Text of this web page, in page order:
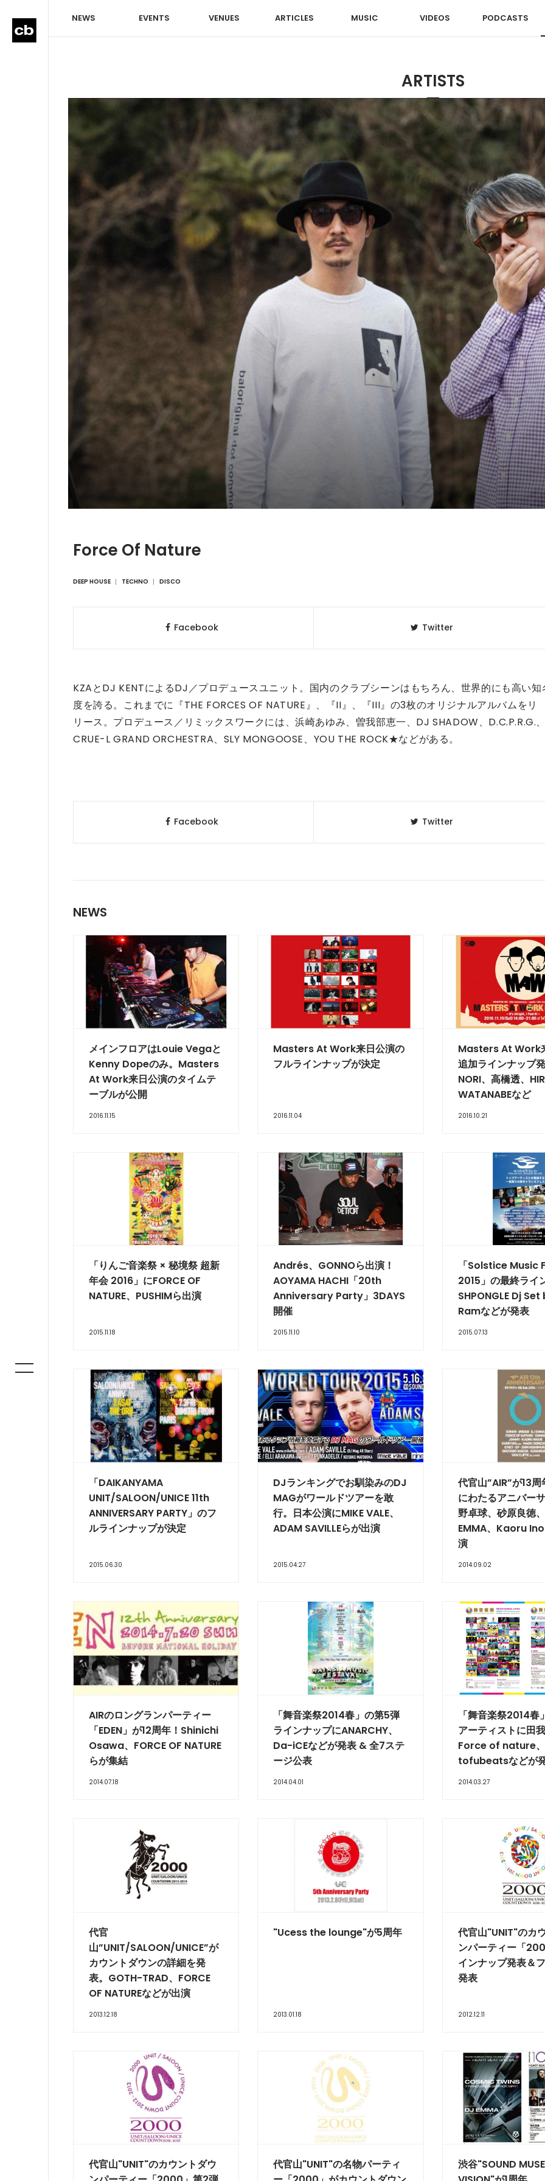
NEWS EVENTS VENUES ARTICLES MUSIC VIDEOS PODCASTS
ARTISTS
Force Of Nature
DEEP HOUSE TECHNO DISCO
Facebook Twitter
KZAとDJ KENTによるDJ／プロデュースユニット。国内のクラブシーンはもちろん、世界的にも高い知
度を誇る。これまでに『THE FORCES OF NATURE』、『II』、『III』の3枚のオリジナルアルバムをリ
リース。プロデュース／リミックスワークには、浜崎あゆみ、曽我部恵一、DJ SHADOW、D.C.P.R.G.
CRUE-L GRAND ORCHESTRA、SLY MONGOOSE、YOU THE ROCK★などがある。
Facebook Twitter
NEWS
メインフロアはLouie Vegaと
Kenny Dopeのみ。Masters
At Work来日公演のタイムテ
ーブルが公開
2016.11.15
Masters At Work来日公演の
フルラインナップが決定
2016.11.04
Masters At Work
追加ラインナップ
NORI、高橋透、
WATANABEなど
2016.10.21
「りんご音楽祭 × 秘境祭 超新
年会 2016」にFORCE OF
NATURE、PUSHIMら出演
2015.11.18
Andrés、GONNOら出演！
AOYAMA HACHI「20th
Anniversary Party」3DAYS
開催
2015.11.10
「Solstice Music
2015」の最終ライ
SHPONGLE Dj
Ramなどが発表
2015.07.13
「DAIKANYAMA
UNIT/SALOON/UNICE 11th
ANNIVERSARY PARTY」のフ
ルラインナップが決定
2015.06.30
DJランキングでお馴染みのDJ
MAGがワールドツアーを敢
行。日本公演にMIKE VALE、
ADAM SAVILLEらが出演
2015.04.27
代官山”AIR”が13
にわたるアニバー
野卓球、砂原良徳
EMMA、Kaoru
演
2014.09.02
AIRのロングランパーティー
「EDEN」が12周年！Shinichi
Osawa、FORCE OF NATURE
らが集結
2014.07.18
「舞音楽祭2014春」の第5弾
ラインナップにANARCHY、
Da-iCEなどが発表 & 全7ステ
ージ公表
2014.04.01
「舞音楽祭2014
アーティストに田
Force of nature、
tofubeatsなどが
2014.03.27
代官
山”UNIT/SALOON/UNICE”が
カウントダウンの詳細を発
表。GOTH-TRAD、FORCE
OF NATUREなどが出演
2013.12.18
"Ucess the lounge"が5周年
2013.01.18
代官山"UNIT"のカ
ンパーティー「
インナップ発表＆
発表
2012.12.11
代官山"UNIT"のカウントダウ
代官山"UNIT"の名物パーティ
渋谷"SOUND